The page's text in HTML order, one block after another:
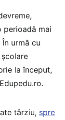
perioadă mai
urmă cu
la început,
târziu, spre